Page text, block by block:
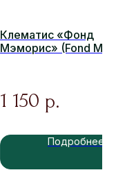
Клематис «Фонд
Мэморис» (Fond
1 150 р.
Подробнее